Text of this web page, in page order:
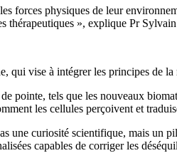
forces physiques de leur
thérapeutiques », explique Pr
qui vise à intégrer les principes de
pointe, tels que les nouveaux
les cellules perçoivent et
une curiosité scientifique, mais
capables de corriger les